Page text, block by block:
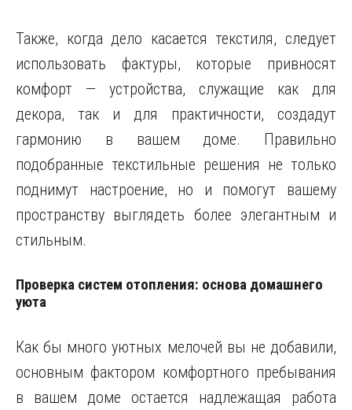
Также, когда дело касается текстиля, следует
использовать фактуры, которые привносят
комфорт — устройства, служащие как для
декора, так и для практичности, создадут
гармонию в вашем доме. Правильно
подобранные текстильные решения не только
поднимут настроение, но и помогут вашему
пространству выглядеть более элегантным и
стильным.
Проверка систем отопления: основа домашнего
уюта
Как бы много уютных мелочей вы не добавили,
основным фактором комфортного пребывания
в вашем доме остается надлежащая работа